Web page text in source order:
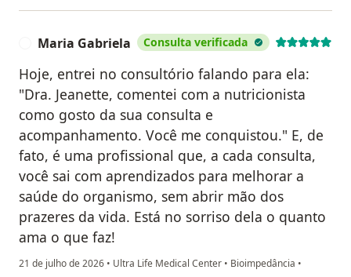
Maria Gabriela Consulta verificada
Hoje, entrei no consultório falando para ela:
"Dra. Jeanette, comentei com a nutricionista
como gosto da sua consulta e
acompanhamento. Você me conquistou." E, de
fato, é uma profissional que, a cada consulta,
você sai com aprendizados para melhorar a
saúde do organismo, sem abrir mão dos
prazeres da vida. Está no sorriso dela o quanto
ama o que faz!
21 de julho de 2026 • Ultra Life Medical Center • Bioimpedância •